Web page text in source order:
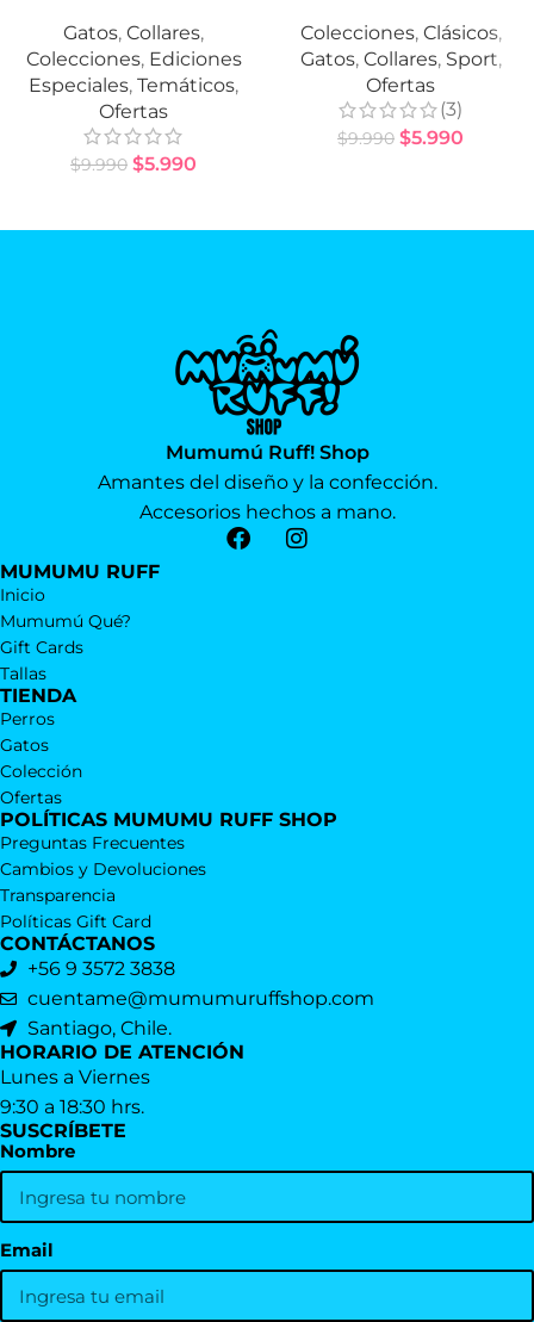
Gatos, Collares,
Colecciones, Ediciones
Especiales, Temáticos,
Ofertas
$9.990 $5.990
Colecciones, Clásicos,
Gatos, Collares, Sport,
Ofertas
(3)
$9.990 $5.990
Mumumú Ruff! Shop
Amantes del diseño y la confección.
Accesorios hechos a mano.
MUMUMU RUFF
Inicio
Mumumú Qué?
Gift Cards
Tallas
TIENDA
Perros
Gatos
Colección
Ofertas
POLÍTICAS MUMUMU RUFF SHOP
Preguntas Frecuentes
Cambios y Devoluciones
Transparencia
Políticas Gift Card
CONTÁCTANOS
+56 9 3572 3838
cuentame@mumumuruffshop.com
Santiago, Chile.
HORARIO DE ATENCIÓN
Lunes a Viernes
9:30 a 18:30 hrs.
SUSCRÍBETE
Nombre
Email